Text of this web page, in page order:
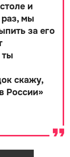
и
раз, мы
за его
ты
скажу,
России»